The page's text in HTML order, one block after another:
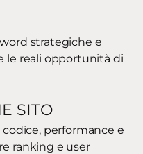
strategiche e
le reali opportunità di
SITO
performance e
ranking e user